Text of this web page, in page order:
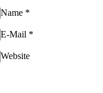
Name *
E-Mail *
Website